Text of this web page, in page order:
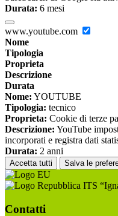
Durata: 6 mesi
www.youtube.com
Nome
Tipologia
Proprieta
Descrizione
Durata
Nome: YOUTUBE
Tipologia: tecnico
Proprieta: Cookie di terze
Descrizione: YouTube
incorporati e registra dati
Durata: 2 anni
Accetta tutti Salva le
ITS
Contatti